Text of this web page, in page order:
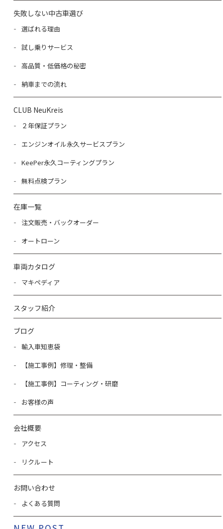
失敗しない中古車選び
選ばれる理由
試し乗りサービス
高品質・低価格の秘密
納車までの流れ
CLUB NeuKreis
２年保証プラン
エンジンオイル永久サービスプラン
KeePer永久コーティングプラン
無料点検プラン
在庫一覧
注文販売・バックオーダー
オートローン
車両カタログ
マキペディア
スタッフ紹介
ブログ
輸入車知恵袋
【施工事例】修理・整備
【施工事例】コーティング・研磨
お客様の声
会社概要
アクセス
リクルート
お問い合わせ
よくある質問